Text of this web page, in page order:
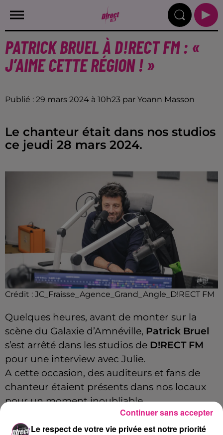
PATRICK BRUEL À D!RECT FM : «
J’AIME CETTE RÉGION ! »
Publié : 29 mars 2024 à 10h23 par Yoann Masson
Le chanteur était dans nos studios
ce jeudi 28 mars 2024.
Crédit : JC_Fraisse_Agence_Grand_Angle_D!RECT FM
Quelques heures, avant de monter sur la
scène du Galaxie d’Amnéville, Patrick Bruel
s’est arrêté dans les studios de D!RECT FM
pour une interview avec Julie.
A cette occasion, des auditeurs et fans de
chanteur étaient présents dans nos locaux
pour un moment inoubliable.
Patrick Bruel en interview sur D!RECT FM
Le respect de votre vie privée est notre priorité
Continuer sans accepter